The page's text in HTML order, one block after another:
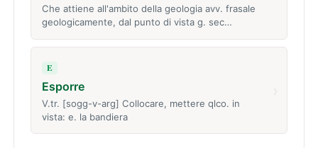
Che attiene all'ambito della geologia avv. frasale
geologicamente, dal punto di vista g. sec…
E
Esporre
V.tr. [sogg-v-arg] Collocare, mettere qlco. in
vista: e. la bandiera